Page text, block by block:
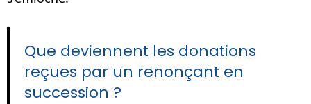
Que deviennent les donations
reçues par un renonçant en
succession ?